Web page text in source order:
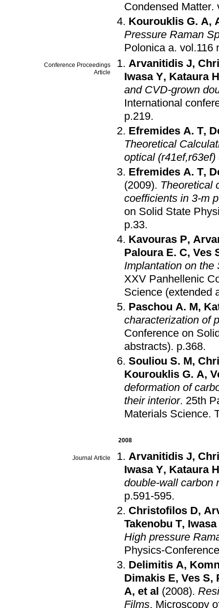
Condensed Matter.
Kourouklis G. A,
Pressure Raman
Polonica a.
Conference Proceedings
Article
Arvanitidis J,
Iwasa Y, Kataura H
and CVD-grown
International
p.219.
Efremides A. T,
Theoretical
optical
Efremides A. T,
(2009). Theoretical
coefficients in 3-m
on Solid State
p.33.
Kavouras P,
Paloura E. C, Ves
Implantation on the
ΧΧV Panhellenic
Science (extended
Paschou A. M,
characterization of
Conference on
abstracts). p.368.
Souliou S. M,
Kourouklis G. A,
deformation of
their interior. 25th
Materials Science.
2008
Journal Article Arvanitidis J,
Iwasa Y, Kataura H
double-wall carbon
p.591-595.
Christofilos D,
Takenobu T, Iwasa
High pressure
Physics-
Delimitis A,
Dimakis E, Ves S,
A, et al (2008).
Films. Microscopy